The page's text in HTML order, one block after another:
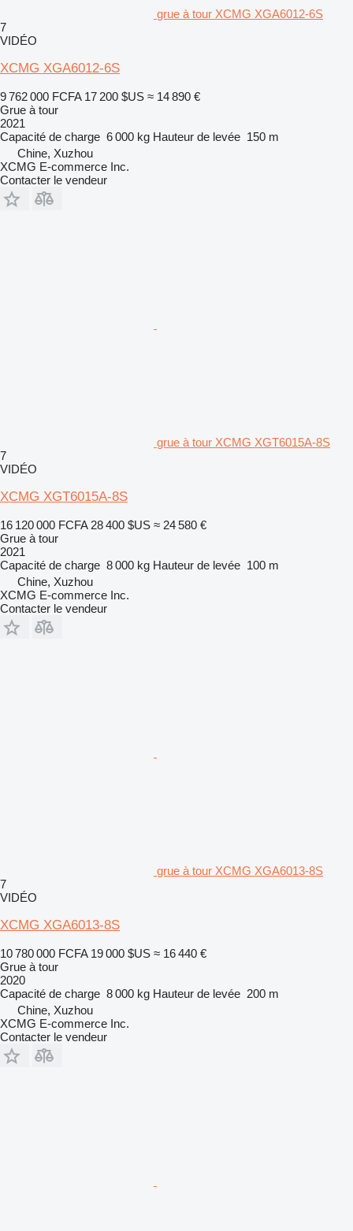
grue à tour XCMG XGA6012-6S
7
VIDÉO
XCMG XGA6012-6S
9 762 000 FCFA 17 200 $US ≈ 14 890 €
Grue à tour
2021
Capacité de charge 6 000 kg Hauteur de levée 150 m
Chine, Xuzhou
XCMG E-commerce Inc.
Contacter le vendeur
grue à tour XCMG XGT6015A-8S
7
VIDÉO
XCMG XGT6015A-8S
16 120 000 FCFA 28 400 $US ≈ 24 580 €
Grue à tour
2021
Capacité de charge 8 000 kg Hauteur de levée 100 m
Chine, Xuzhou
XCMG E-commerce Inc.
Contacter le vendeur
grue à tour XCMG XGA6013-8S
7
VIDÉO
XCMG XGA6013-8S
10 780 000 FCFA 19 000 $US ≈ 16 440 €
Grue à tour
2020
Capacité de charge 8 000 kg Hauteur de levée 200 m
Chine, Xuzhou
XCMG E-commerce Inc.
Contacter le vendeur